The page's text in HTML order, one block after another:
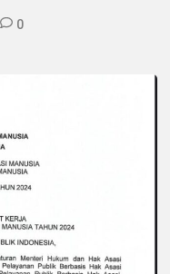
0